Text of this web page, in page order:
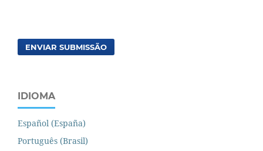
ENVIAR SUBMISSÃO
IDIOMA
Español (España)
Português (Brasil)